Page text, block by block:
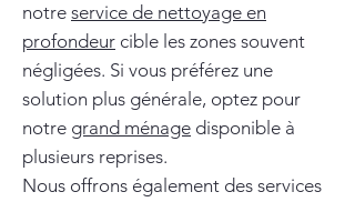
notre service de nettoyage en
profondeur cible les zones souvent
négligées. Si vous préférez une
solution plus générale, optez pour
notre grand ménage disponible à
plusieurs reprises.
Nous offrons également des services